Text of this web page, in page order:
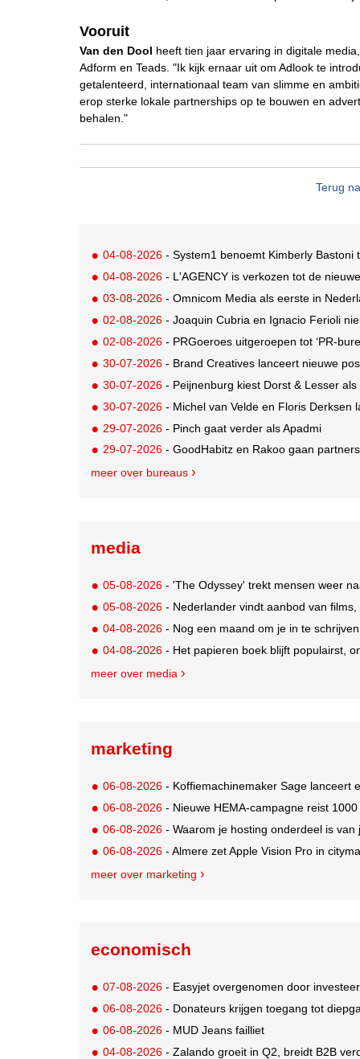
Vooruit
Van den Dool heeft tien jaar ervaring in digitale
Adform en Teads. "Ik kijk ernaar uit om Adlook te
getalenteerd, internationaal team van slimme en
erop sterke lokale partnerships op te bouwen en
behalen."
Terug
04-08-2026 - System1 benoemt Kimberly
04-08-2026 - L'AGENCY is verkozen tot de
03-08-2026 - Omnicom Media als eerste in
02-08-2026 - Joaquin Cubria en Ignacio Ferioli
02-08-2026 - PRGoeroes uitgeroepen tot ‘PR-
30-07-2026 - Brand Creatives lanceert nieuwe
30-07-2026 - Peijnenburg kiest Dorst & Lesser
30-07-2026 - Michel van Velde en Floris Derksen
29-07-2026 - Pinch gaat verder als Apadmi
29-07-2026 - GoodHabitz en Rakoo gaan
meer over bureaus
media
05-08-2026 - 'The Odyssey' trekt mensen weer
05-08-2026 - Nederlander vindt aanbod van
04-08-2026 - Nog een maand om je in te
04-08-2026 - Het papieren boek blijft populairst,
meer over media
marketing
06-08-2026 - Koffiemachinemaker Sage lanceert
06-08-2026 - Nieuwe HEMA-campagne reist
06-08-2026 - Waarom je hosting onderdeel is van
06-08-2026 - Almere zet Apple Vision Pro in
meer over marketing
economisch
07-08-2026 - Easyjet overgenomen door
06-08-2026 - Donateurs krijgen toegang tot
06-08-2026 - MUD Jeans failliet
04-08-2026 - Zalando groeit in Q2, breidt B2B